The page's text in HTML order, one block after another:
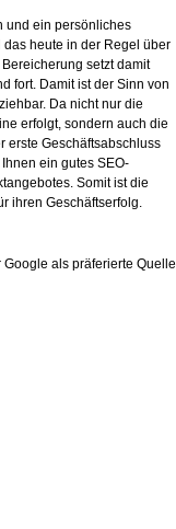
und ein persönliches
heute in der Regel über
setzt damit
fort. Damit ist der Sinn von
Da nicht nur die
erfolgt, sondern auch die
erste Geschäftsabschluss
ein gutes SEO-
Somit ist die
ihren Geschäftserfolg.
Google als präferierte Quelle